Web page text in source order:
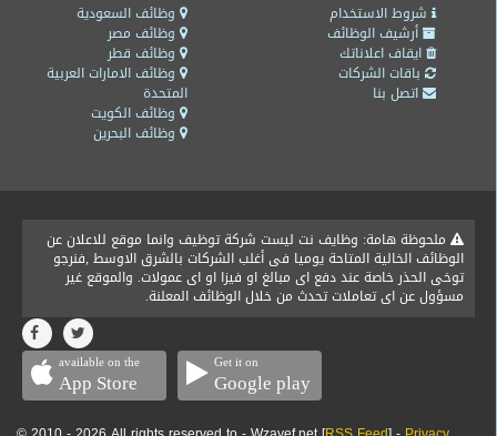
وظائف السعودية
وظائف مصر
وظائف قطر
وظائف الامارات العربية
المتحدة
وظائف الكويت
وظائف البحرين
شروط الاستخدام
أرشيف الوظائف
ايقاف اعلاناتك
باقات الشركات
اتصل بنا
ملحوظة هامة: وظايف نت ليست شركة توظيف وانما موقع للاعلان عن
الوظائف الخالية المتاحة يوميا فى أغلب الشركات بالشرق الاوسط ,فنرجو
توخى الحذر خاصة عند دفع اى مبالغ او فيزا او اى عمولات. والموقع غير
مسؤول عن اى تعاملات تحدث من خلال الوظائف المعلنة.
available on the
App Store
Get it on
Google play